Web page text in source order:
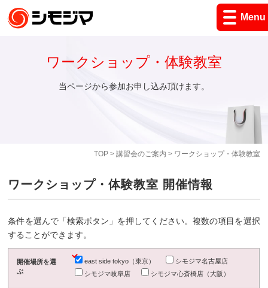
Menu
TOP> 講習会のご案内 > ワークショップ・体験教室
ワークショップ・体験教室
当ページから参加お申し込み頂けます。
ワークショップ・体験教室 開催情報
条件を選んで「検索ボタン」を押してください。複数の項目を選択
することができます。
開催場所を選
ぶ
east side tokyo（東京）
シモジマ名古屋店
シモジマ岐阜店
シモジマ心斎橋店（大阪）